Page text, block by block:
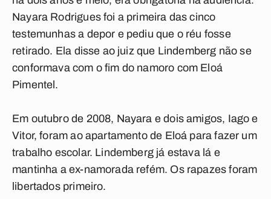
Nayara Rodrigues foi a primeira das cinco
testemunhas a depor e pediu que o réu fosse
retirado. Ela disse ao juiz que Lindemberg não se
conformava com o fim do namoro com Eloá
Pimentel.
Em outubro de 2008, Nayara e dois amigos, Iago e
Vitor, foram ao apartamento de Eloá para fazer um
trabalho escolar. Lindemberg já estava lá e
mantinha a ex-namorada refém. Os rapazes foram
libertados primeiro.